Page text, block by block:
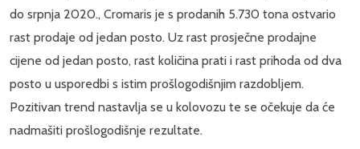
do srpnja 2020., Cromaris je s prodanih 5.730 tona ostvario
rast prodaje od jedan posto. Uz rast prosječne prodajne
cijene od jedan posto, rast količina prati i rast prihoda od dva
posto u usporedbi s istim prošlogodišnjim razdobljem.
Pozitivan trend nastavlja se u kolovozu te se očekuje da će
nadmašiti prošlogodišnje rezultate.